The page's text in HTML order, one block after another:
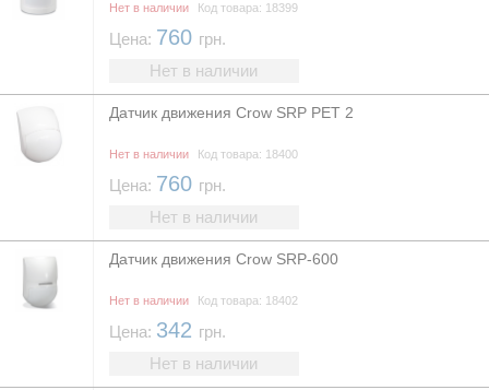
Нет в наличии Код товара: 18399
Цена: 760 грн.
Нет в наличии
Датчик движения Crow SRP PET 2
Нет в наличии Код товара: 18400
Цена: 760 грн.
Нет в наличии
Датчик движения Crow SRP-600
Нет в наличии Код товара: 18402
Цена: 342 грн.
Нет в наличии